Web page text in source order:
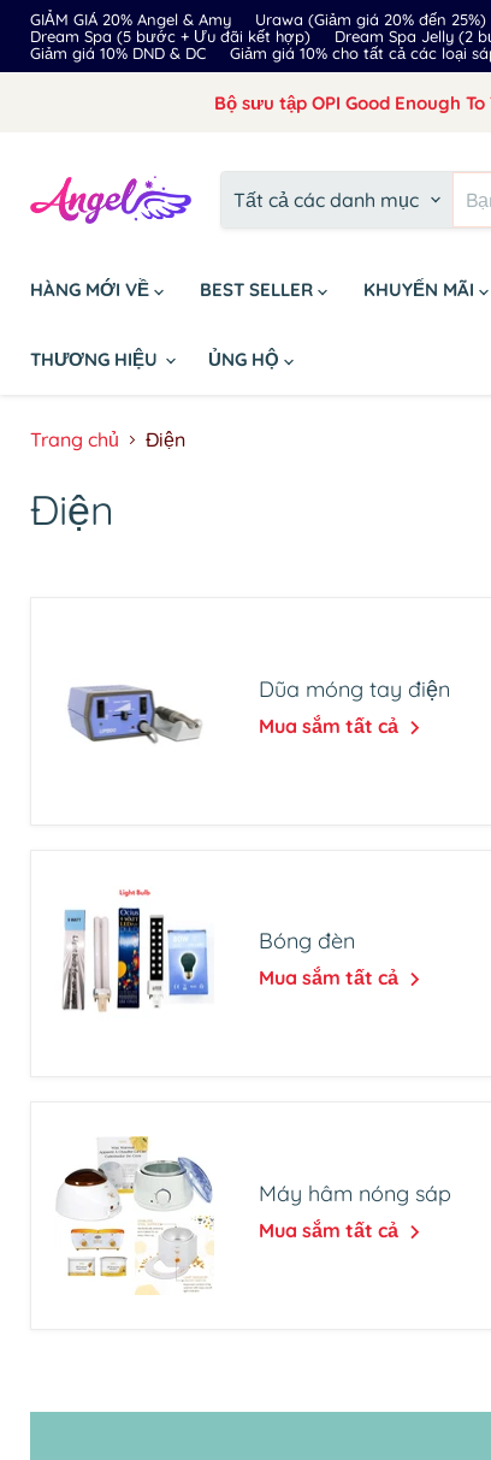
GIẢM GIÁ 20% Angel & Amy Urawa (Giảm giá 20% đến 25%)
Dream Spa (5 bước + Ưu đãi kết hợp)
Dream Spa Jelly (2
Giảm giá 10% DND & DC
Giảm giá 10% cho tất cả các loại
Bộ sưu tập OPI Good Enough
Tất cả các danh mục
HÀNG MỚI VỀ BEST SELLER KHUYẾN MÃI
THƯƠNG HIỆU ỦNG HỘ
Trang chủ Điện
Điện
Dũa móng tay điện
Mua sắm tất cả
Bóng đèn
Mua sắm tất cả
Máy hâm nóng sáp
Mua sắm tất cả